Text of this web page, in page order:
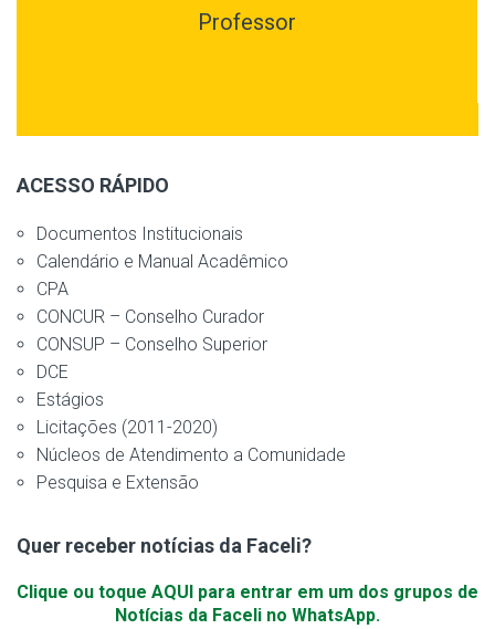
Professor
ACESSO RÁPIDO
Documentos Institucionais
Calendário e Manual Acadêmico
CPA
CONCUR – Conselho Curador
CONSUP – Conselho Superior
DCE
Estágios
Licitações (2011-2020)
Núcleos de Atendimento a Comunidade
Pesquisa e Extensão
Quer receber notícias da Faceli?
Clique ou toque AQUI para entrar em um dos grupos de
Notícias da Faceli no WhatsApp.